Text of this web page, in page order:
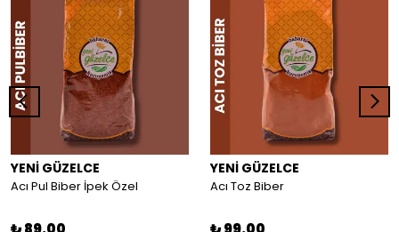
YENİ GÜZELCE
Acı Pul Biber İpek Özel
YENİ GÜZELCE
Acı Toz Biber